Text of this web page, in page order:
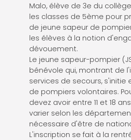
Malo, élève de 3e du
les classes de 5ème pour
de jeune sapeur de
les élèves à la notion
dévouement.
Le jeune sapeur-pompier
bénévole qui, montrant de
services de secours, s'initie
de pompiers volontaires.
devez avoir entre 11 et 18
varier selon les
nécessaire d'être de
L'inscription se fait à la